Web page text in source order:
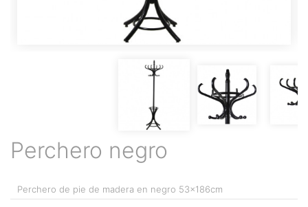
Perchero negro
Perchero de pie de madera en negro 53x186cm